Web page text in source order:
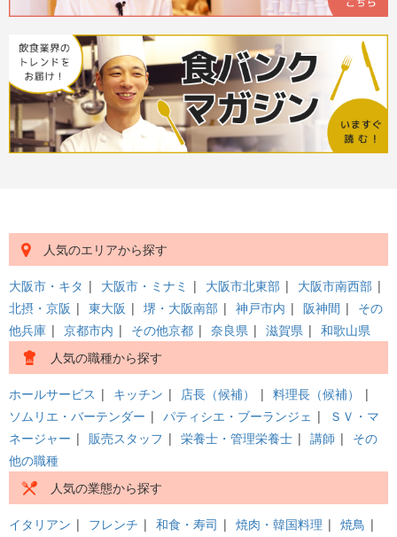
人気のエリアから探す
大阪市・キタ | 大阪市・ミナミ | 大阪市北東部 | 大阪市南西部 |
北摂・京阪 | 東大阪 | 堺・大阪南部 | 神戸市内 | 阪神間 | その
他兵庫 | 京都市内 | その他京都 | 奈良県 | 滋賀県 | 和歌山県
人気の職種から探す
ホールサービス | キッチン | 店長（候補） | 料理長（候補）
|
ソムリエ・バーテンダー | パティシエ・ブーランジェ |
ＳＶ・マ
ネージャー | 販売スタッフ | 栄養士・管理栄養士 | 講師 | その
他の職種
人気の業態から探す
イタリアン | フレンチ | 和食・寿司 | 焼肉・韓国料理 | 焼鳥 |